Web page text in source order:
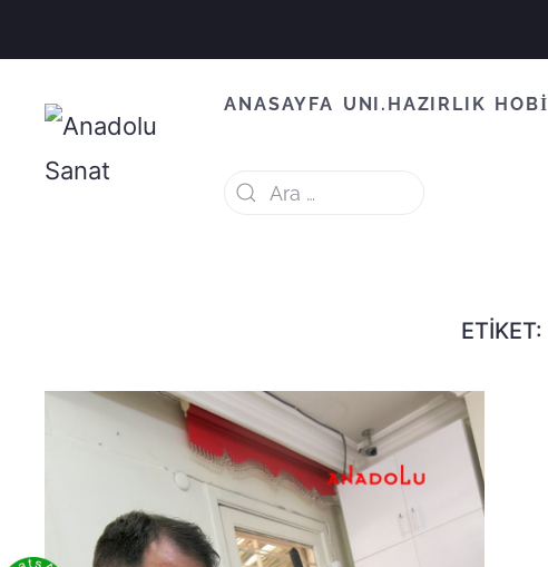
ANASAYFA UNI.HAZIRLIK HOBİ
ETIKET: